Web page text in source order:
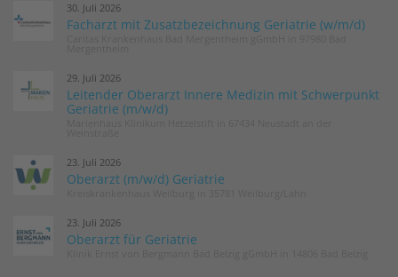
30. Juli 2026
Facharzt mit Zusatzbezeichnung Geriatrie (w/m/d)
29. Juli 2026
Leitender Oberarzt Innere Medizin mit Schwerpunkt
Geriatrie (m/w/d)
23. Juli 2026
Oberarzt (m/w/d) Geriatrie
23. Juli 2026
Oberarzt für Geriatrie